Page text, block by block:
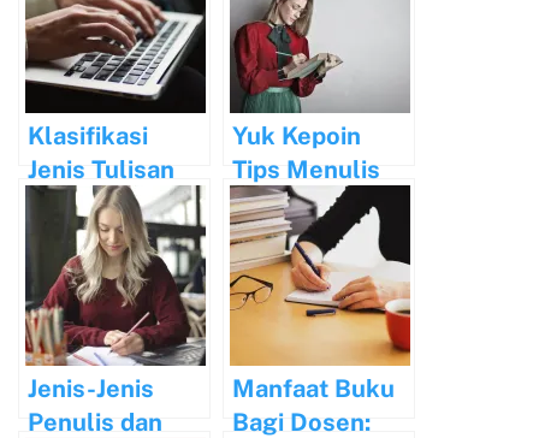
yang Harus
Anda Baca
Klasifikasi
Jenis Tulisan
Yuk Kepoin
Tips Menulis
Artikel Setiap
Hari!
Jenis-Jenis
Penulis dan
Manfaat Buku
Bagi Dosen: